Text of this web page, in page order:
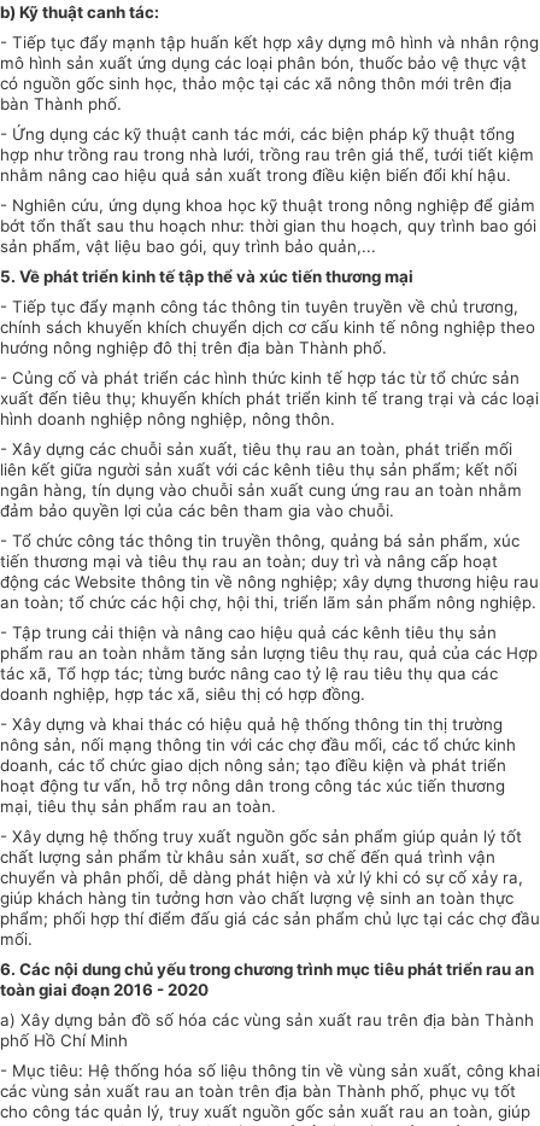
b) Kỹ thuật canh tác:
- Tiếp tục đẩy mạnh tập huấn kết hợp xây dựng mô hình và nhân rộng
mô hình sản xuất ứng dụng các loại phân bón, thuốc bảo vệ thực vật
có nguồn gốc sinh học, thảo mộc tại các xã nông thôn mới trên địa
bàn Thành phố.
- Ứng dụng các kỹ thuật canh tác mới, các biện pháp kỹ thuật tổng
hợp như trồng rau trong nhà lưới, trồng rau trên giá thể, tưới tiết kiệm
nhằm nâng cao hiệu quả sản xuất trong điều kiện biến đổi khí hậu.
- Nghiên cứu, ứng dụng khoa học kỹ thuật trong nông nghiệp để giảm
bớt tổn thất sau thu hoạch như: thời gian thu hoạch, quy trình bao gói
sản phẩm, vật liệu bao gói, quy trình bảo quản,...
5. Về phát triển kinh tế tập thể và xúc tiến thương mại
- Tiếp tục đẩy mạnh công tác thông tin tuyên truyền về chủ trương,
chính sách khuyến khích chuyển dịch cơ cấu kinh tế nông nghiệp theo
hướng nông nghiệp đô thị trên địa bàn Thành phố.
- Củng cố và phát triển các hình thức kinh tế hợp tác từtổ chức sản
xuất đến tiêu thụ; khuyến khích phát triển kinh tế trang trại và các loại
hình doanh nghiệp nông nghiệp, nông thôn.
- Xây dựng các chuỗi sản xuất, tiêu thụ rau an toàn, phát triển mối
liên kết giữa người sản xuất với các kênh tiêu thụ sản phẩm; kết nối
ngân hàng, tín dụng vào chuỗi sản xuất cung ứng rau an toàn nhằm
đảm bảo quyền lợi của các bên tham gia vào chuỗi.
- Tổ chức công tác thông tin truyền thông, quảng bá sản phẩm, xúc
tiến thương mại và tiêu thụ rau an toàn; duy trì và nâng cấp hoạt
động các Website thông tin về nông nghiệp; xây dựng thương hiệu rau
an toàn; tổ chức các hội chợ, hội thi, triển lãm sản phẩm nông nghiệp.
- Tập trung cải thiện và nâng cao hiệu quả các kênh tiêu thụ sản
phẩm rau an toàn nhằm tăng sản lượng tiêu thụ rau, quả của các Hợp
tác xã, Tổ hợp tác; từng bước nâng cao tỷ lệ rau tiêu thụ qua các
doanh nghiệp, hợp tác xã, siêu thị có hợp đồng.
- Xây dựng và khai thác có hiệu quả hệ thống thông tin thị trường
nông sản, nối mạng thông tin với các chợ đầu mối, các tổ chức kinh
doanh, các tổ chức giao dịch nông sản; tạo điều kiện và phát triển
hoạt động tư vấn, hỗ trợ nông dân trong công tác xúc tiến thương
mại, tiêu thụ sản phẩm rau an toàn.
- Xây dựng hệ thống truy xuất nguồn gốc sản phẩm giúp quản lý tốt
chất lượng sản phẩm từ khâu sản xuất, sơ chế đến quá trình vận
chuyển và phân phối, dễ dàng phát hiện và xử lý khi có sự cố xảy ra,
giúp khách hàng tin tưởng hơn vào chất lượng vệ sinh an toàn thực
phẩm; phối hợp thí điểm đấu giá các sản phẩm chủ lực tại các chợ đầu
mối.
6. Các nội dung chủ yếu trong chương trình mục tiêu phát triển rau an
toàn giai đoạn 2016 - 2020
a) Xây dựng bản đồ số hóa các vùng sản xuất rau trên địa bàn Thành
phố Hồ Chí Minh
- Mục tiêu: Hệ thống hóa số liệu thông tin về vùng sản xuất, công khai
các vùng sản xuất rau an toàn trên địa bàn Thành phố, phục vụ tốt
cho công tác quản lý, truy xuất nguồn gốc sản xuất rau an toàn, giúp